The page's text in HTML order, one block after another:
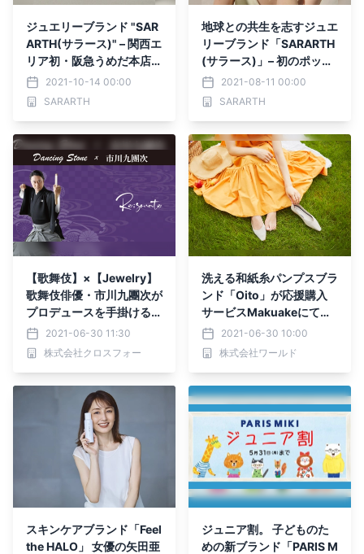
ジュエリーブランド "SAR
ARTH(サラース)" – 関西エ
リア初・阪急うめだ本店で
ポップアップストアを開催
2021-10-14 00:00
SARARTH
地球との共生を志すジュエ
リーブランド「SARARTH
(サラース)」– 初のポップ
アップストアを伊勢丹新宿
店で開催
2021-08-11 00:00
SARARTH
【歌舞伎】×【Jewelry】
歌舞伎俳優・市川九團次が
プロデュースを手掛ける新
たなジュエリーブランド≪
Re;sonate≫を発表！
2021-06-30 11:30
株式会社クロスフォー
洗える和紙糸パンプスブラ
ンド「Oito」が応援購入
サービスMakuakeにて始
動、先行受注開始 〜素足
で履いてほしい、Washi-
Flat(わしふらっと)～
2021-06-30 10:00
株式会社ワールド
スキンケアブランド「Feel
the HALO」 女優の矢田亜
ジュニア割。 子どものた
めの新ブランド「PARIS M